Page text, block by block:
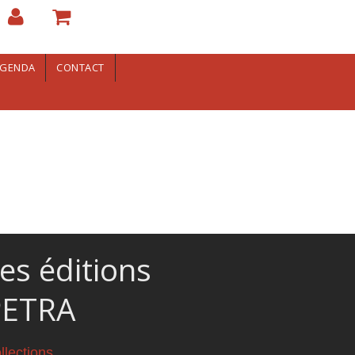
CONTACT
éditions